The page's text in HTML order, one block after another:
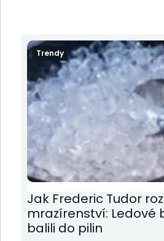
Trendy
Jak Frederic Tudor
mrazírenství: Ledové
balili do pilin